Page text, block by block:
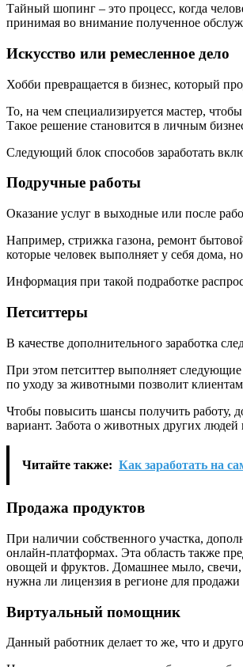
Тайный шопинг – это процесс, когда
принимая во внимание полученное
Искусство или ремесленное дело
Хобби превращается в бизнес, который
То, на чем специализируется мастер,
Такое решение становится в личным
Следующий блок способов заработать
Подручные работы
Оказание услуг в выходные или после
Например, стрижка газона, ремонт
которые человек выполняет у себя дома,
Информация при такой подработке
Петситтеры
В качестве дополнительного заработка
При этом петситтер выполняет следующие
по уходу за животными позволит
Чтобы повысить шансы получить работу,
вариант. Забота о животных других
Читайте также: Как заработать на
Продажа продуктов
При наличии собственного участка,
онлайн-платформах. Эта область также
овощей и фруктов. Домашнее мыло, свечи,
нужна ли лицензия в регионе для продажи
Виртуальный помощник
Данный работник делает то же, что и